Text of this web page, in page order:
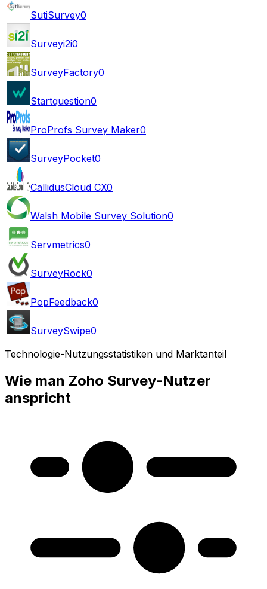
SutiSurvey0
Surveyi2i0
SurveyFactory0
Startquestion0
ProProfs Survey Maker0
SurveyPocket0
CallidusCloud CX0
Walsh Mobile Survey Solution0
Servmetrics0
SurveyRock0
PopFeedback0
SurveySwipe0
Technologie-Nutzungsstatistiken und Marktanteil
Wie man Zoho Survey-Nutzer
anspricht